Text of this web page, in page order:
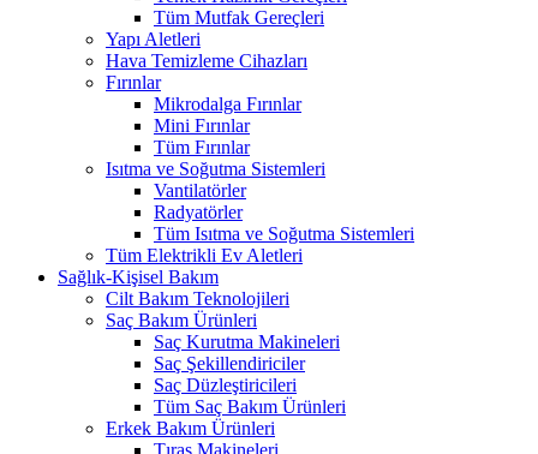
Tüm Mutfak Gereçleri
Yapı Aletleri
Hava Temizleme Cihazları
Fırınlar
Mikrodalga Fırınlar
Mini Fırınlar
Tüm Fırınlar
Isıtma ve Soğutma Sistemleri
Vantilatörler
Radyatörler
Tüm Isıtma ve Soğutma Sistemleri
Tüm Elektrikli Ev Aletleri
Sağlık-Kişisel Bakım
Cilt Bakım Teknolojileri
Saç Bakım Ürünleri
Saç Kurutma Makineleri
Saç Şekillendiriciler
Saç Düzleştiricileri
Tüm Saç Bakım Ürünleri
Erkek Bakım Ürünleri
Tıraş Makineleri